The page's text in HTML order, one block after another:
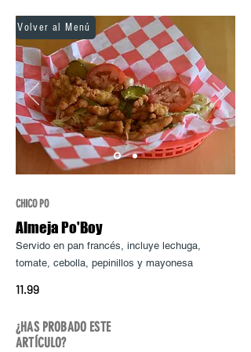
Volver al Menú
CHICO PO
Almeja Po'Boy
Servido en pan francés, incluye lechuga,
tomate, cebolla, pepinillos y mayonesa
11.99
¿HAS PROBADO ESTE
ARTÍCULO?